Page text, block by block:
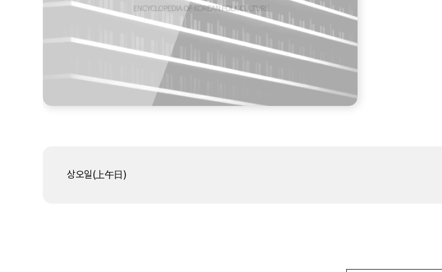
상오일(上午日)